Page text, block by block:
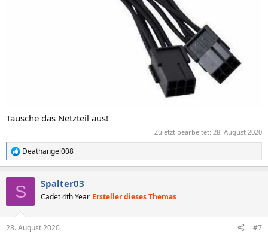
Tausche das Netzteil aus!
Zuletzt bearbeitet: 28. August 2020
R
e
e
Deathangel008
S Spalter03
Cadet 4th Year Ersteller dieses Themas
28. August 2020 #7